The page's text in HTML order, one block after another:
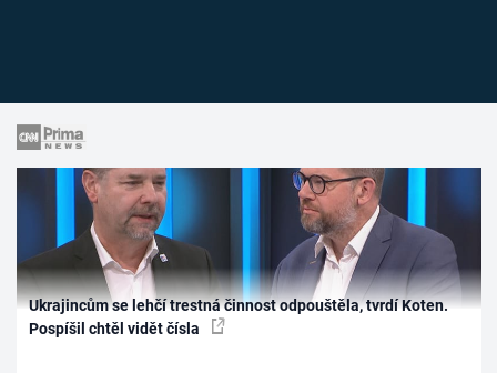
Ukrajincům se lehčí trestná činnost odpouštěla, tvrdí Koten.
Pospíšil chtěl vidět čísla